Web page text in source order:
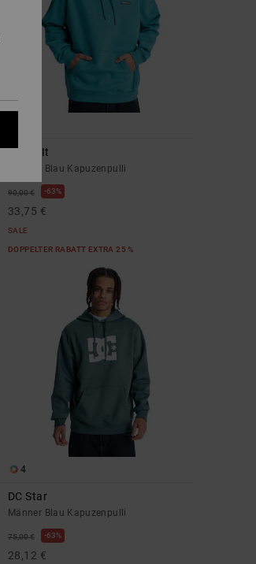
Patch It
Männer Blau Kapuzenpulli
90,00 € 63%
33,75 €
SALE
DOPPELTER RABATT EXTRA 25 %
4
DC Star
Männer Blau Kapuzenpulli
75,00 € 63%
28,12 €